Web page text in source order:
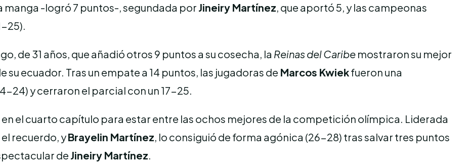
manga -logró 7 puntos-, segundada por Jineiry Martínez, que aportó 5, y las campeonas
25).
de 31 años, que añadió otros 9 puntos a su cosecha, la Reinas del Caribe mostraron su mejor
ecuador. Tras un empate a 14 puntos, las jugadoras de Marcos Kwiekfueron una
24) y cerraron el parcial con un 17-25.
el cuarto capítulo para estar entre las ochos mejores de la competición olímpica. Liderada
recuerdo, yBrayelin Martínez, lo consiguió de forma agónica (26-28) tras salvar tres puntos
de Jineiry Martínez.